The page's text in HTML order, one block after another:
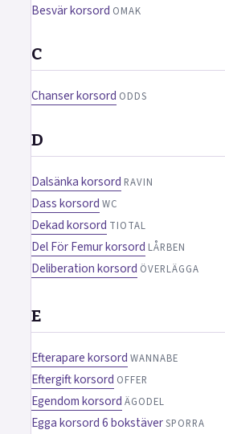
Besvär korsord OMAK
C
Chanser korsord ODDS
D
Dalsänka korsord RAVIN
Dass korsord WC
Dekad korsord TIOTAL
Del För Femur korsord LÅRBEN
Deliberation korsord ÖVERLÄGGA
E
Efterapare korsord WANNABE
Eftergift korsord OFFER
Egendom korsord ÄGODEL
Egga korsord 6 bokstäverSPORRA